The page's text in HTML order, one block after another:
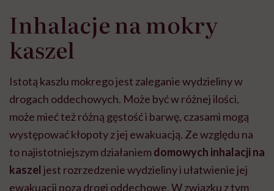
Inhalacje na mokry
kaszel
Istotą kaszlu mokrego jest zaleganie wydzieliny w
drogach oddechowych. Może być w różnej ilości,
może mieć też różną gęstość i barwę, czasami mogą
występować kłopoty z jej ewakuacją. Ze względu na
to najistotniejszym działaniemdomowych inhalacji na
kaszel jest rozrzedzenie wydzieliny i ułatwienie jej
ewakuacji poza drogi oddechowe. W związku z tym